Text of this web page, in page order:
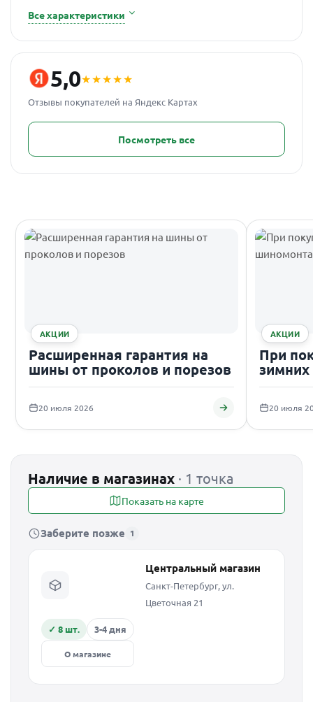
Все характеристики
5,0★★★★★
Отзывы покупателей на Яндекс Картах
Посмотреть все
АКЦИИ
Расширенная гарантия на
шины от проколов и порезов
20 июля 2026
АКЦИИ
При
20 июля
Наличие в магазинах · 1 точка
Показать на карте
Заберите позже 1
Центральный магазин
Санкт-Петербург, ул.
Цветочная 21
✓ 8 шт. 3-4 дня
О магазине